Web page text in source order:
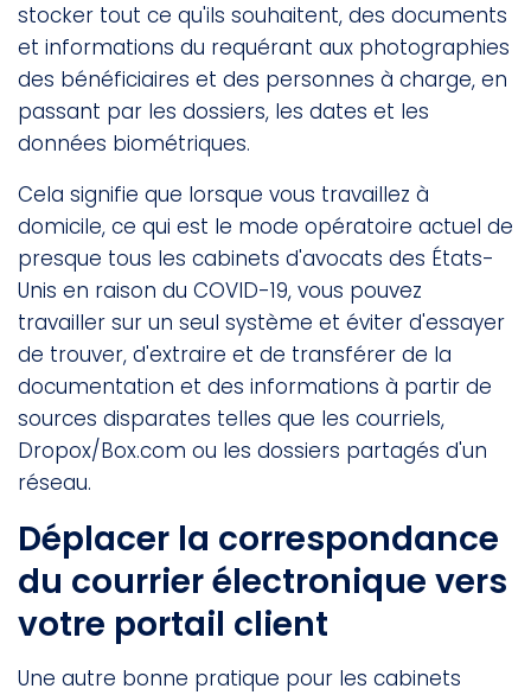
stocker tout ce qu'ils souhaitent, des documents
et informations du requérant aux photographies
des bénéficiaires et des personnes à charge, en
passant par les dossiers, les dates et les
données biométriques.
Cela signifie que lorsque vous travaillez à
domicile, ce qui est le mode opératoire actuel de
presque tous les cabinets d'avocats des États-
Unis en raison du COVID-19, vous pouvez
travailler sur un seul système et éviter d'essayer
de trouver, d'extraire et de transférer de la
documentation et des informations à partir de
sources disparates telles que les courriels,
Dropox/Box.com ou les dossiers partagés d'un
réseau.
Déplacer la correspondance
du courrier électronique vers
votre portail client
Une autre bonne pratique pour les cabinets